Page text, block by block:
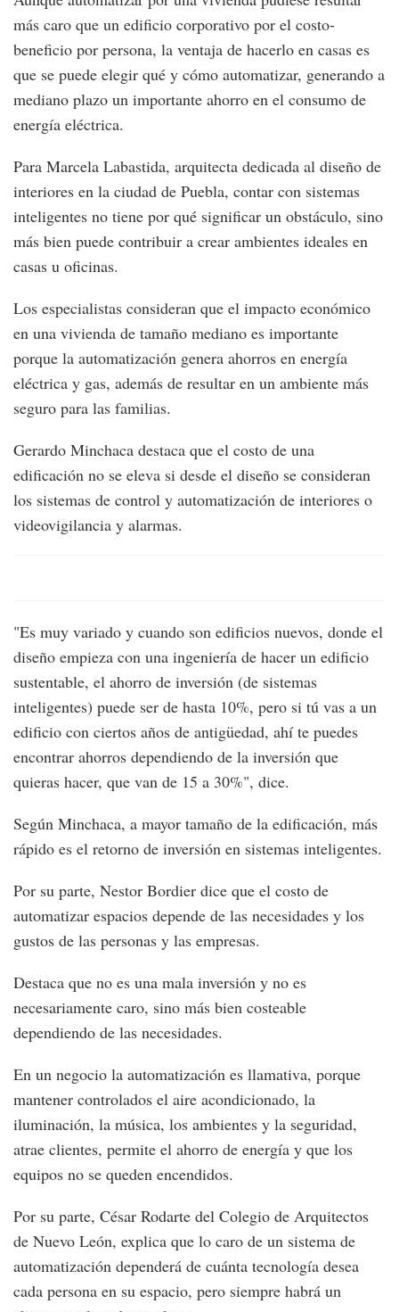
más caro que un edificio corporativo por el costo-
beneficio por persona, la ventaja de hacerlo en casas es
que se puede elegir qué y cómo automatizar, generando a
mediano plazo un importante ahorro en el consumo de
energía eléctrica.
Para Marcela Labastida, arquitecta dedicada al diseño de
interiores en la ciudad de Puebla, contar con sistemas
inteligentes no tiene por qué significar un obstáculo, sino
más bien puede contribuir a crear ambientes ideales en
casas u oficinas.
Los especialistas consideran que el impacto económico
en una vivienda de tamaño mediano es importante
porque la automatización genera ahorros en energía
eléctrica y gas, además de resultar en un ambiente más
seguro para las familias.
Gerardo Minchaca destaca que el costo de una
edificación no se eleva si desde el diseño se consideran
los sistemas de control y automatización de interiores o
videovigilancia y alarmas.
"Es muy variado y cuando son edificios nuevos, donde el
diseño empieza con una ingeniería de hacer un edificio
sustentable, el ahorro de inversión (de sistemas
inteligentes) puede ser de hasta 10%, pero si tú vas a un
edificio con ciertos años de antigüedad, ahí te puedes
encontrar ahorros dependiendo de la inversión que
quieras hacer, que van de 15 a 30%", dice.
Según Minchaca, a mayor tamaño de la edificación, más
rápido es el retorno de inversión en sistemas inteligentes.
Por su parte, Nestor Bordier dice que el costo de
automatizar espacios depende de las necesidades y los
gustos de las personas y las empresas.
Destaca que no es una mala inversión y no es
necesariamente caro, sino más bien costeable
dependiendo de las necesidades.
En un negocio la automatización es llamativa, porque
mantener controlados el aire acondicionado, la
iluminación, la música, los ambientes y la seguridad,
atrae clientes, permite el ahorro de energía y que los
equipos no se queden encendidos.
Por su parte, César Rodarte del Colegio de Arquitectos
de Nuevo León, explica que lo caro de un sistema de
automatización dependerá de cuánta tecnología desea
cada persona en su espacio, pero siempre habrá un